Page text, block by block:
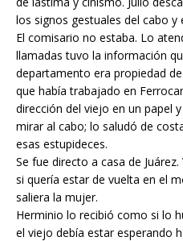
los signos gestuales del cabo y
El comisario no estaba. Lo
llamadas tuvo la información
departamento era propiedad
que había trabajado en
dirección del viejo en un papel
mirar al cabo; lo saludó de
esas estupideces.
Se fue directo a casa de
si quería estar de vuelta en el
saliera la mujer.
Herminio lo recibió como si lo
el viejo debía estar esperando